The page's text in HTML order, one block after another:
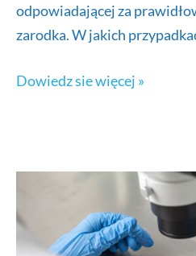
odpowiadającej za
zarodka. W jakich
Wlew
osocza
(PRP)
Dowiedz sie więcej »